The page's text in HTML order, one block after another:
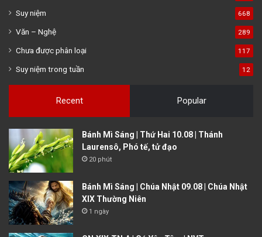
Suy niệm 668
Văn – Nghệ 289
Chưa được phân loại 117
Suy niệm trong tuần 12
Recent Popular
Bánh Mì Sáng | Thứ Hai 10.08 | Thánh
Laurensô, Phó tế, tử đạo
20 phút
Bánh Mì Sáng | Chúa Nhật 09.08 | Chúa Nhật
XIX Thường Niên
1 ngày